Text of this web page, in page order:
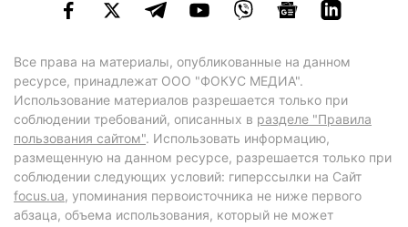
Все права на материалы, опубликованные на данном
ресурсе, принадлежат ООО "ФОКУС МЕДИА".
Использование материалов разрешается только при
соблюдении требований, описанных в разделе "Правила
пользования сайтом". Использовать информацию,
размещенную на данном ресурсе, разрешается только при
соблюдении следующих условий: гиперссылки на Сайт
focus.ua, упоминания первоисточника не ниже первого
абзаца, объема использования, который не может